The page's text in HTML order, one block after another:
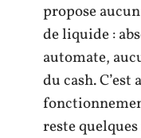
propose
de liquide :
automate,
du cash.
reste